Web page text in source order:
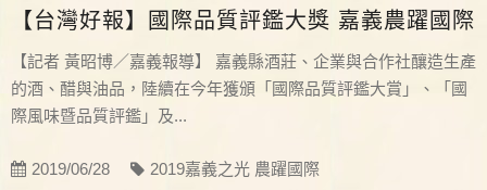
【台灣好報】國際品質評鑑大獎 嘉義農躍國際
【記者 黃昭博／嘉義報導】 嘉義縣酒莊、企業與合作社釀造生產
的酒、醋與油品，陸續在今年獲頒「國際品質評鑑大賞」、「國
際風味暨品質評鑑」及...
2019/06/28 2019嘉義之光 農躍國際